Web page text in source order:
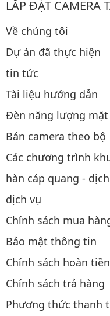
LẮP ĐẶT CAMERA
Về chúng tôi
Dự án đã thực hiện
tin tức
Tài liệu hướng dẫn
Đèn năng lượng
Bán camera theo bộ
Các chương trình
hàn cáp quang -
dịch vụ
Chính sách mua
Bảo mật thông tin
Chính sách hoàn tiền
Chính sách trả hàng
Phương thức thanh